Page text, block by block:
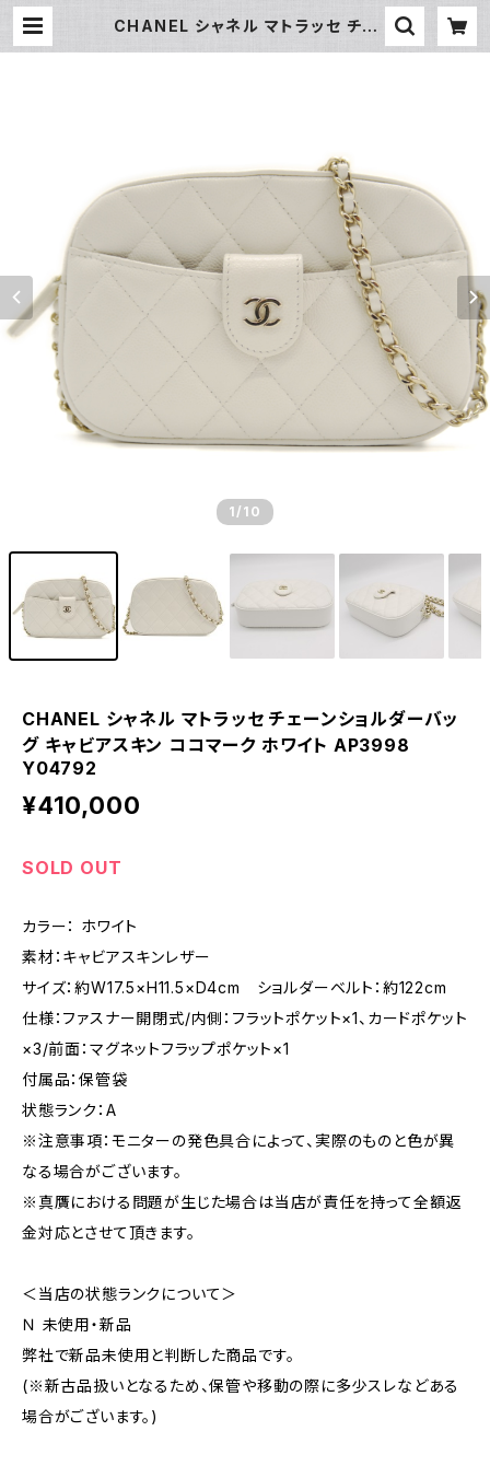
CHANEL シャネル マトラッセ チェ
1 /10
CHANEL シャネル マトラッセ チェーンショルダーバッ
グ キャビアスキン ココマーク ホワイト AP3998
Y04792
¥410,000
SOLD OUT
カラー： ホワイト
素材：キャビアスキンレザー
サイズ：約W17.5×H11.5×D4cm ショルダーベルト：約122cm
仕様：ファスナー開閉式/内側：フラットポケット×1、カードポケット
×3/前面：マグネットフラップポケット×1
付属品：保管袋
状態ランク：A
※注意事項：モニターの発色具合によって、実際のものと色が異
なる場合がございます。
※真贋における問題が生じた場合は当店が責任を持って全額返
金対応とさせて頂きます。
＜当店の状態ランクについて＞
Ｎ 未使用・新品
弊社で新品未使用と判断した商品です。
(※新古品扱いとなるため、保管や移動の際に多少スレなどある
場合がございます。)